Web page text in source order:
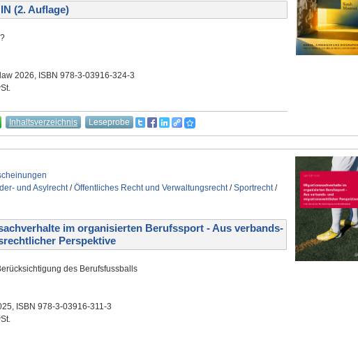
(2. Auflage)
2026, ISBN 978-3-03916-324-3
Inhaltsverzeichnis Leseprobe
und Asylrecht/Öffentliches Recht und Verwaltungsrecht/Sportrecht/
im organisierten Berufssport - Aus verbands-
Perspektive
des Berufsfussballs
ISBN 978-3-03916-311-3